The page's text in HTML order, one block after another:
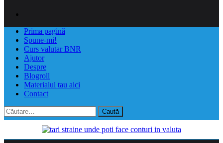
Prima pagină
Spune-mi!
Curs valutar BNR
Ajutor
Despre
Blogroll
Materialul tau aici
Contact
Caută
după: